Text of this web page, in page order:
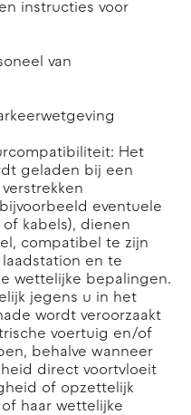
instructies voor
van
Het
geladen bij een
eventuele
kabels), dienen
compatibel te zijn
en te
wettelijke bepalingen.
jegens u in het
wordt veroorzaakt
voertuig en/of
behalve wanneer
direct voortvloeit
of opzettelijk
haar wettelijke